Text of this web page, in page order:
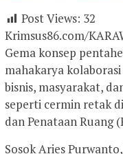
Post Views: 32
Krimsus86.com/
Gema konsep
mahakarya
bisnis, masyarakat,
seperti cermin retak
dan Penataan Ruang
Sosok Aries